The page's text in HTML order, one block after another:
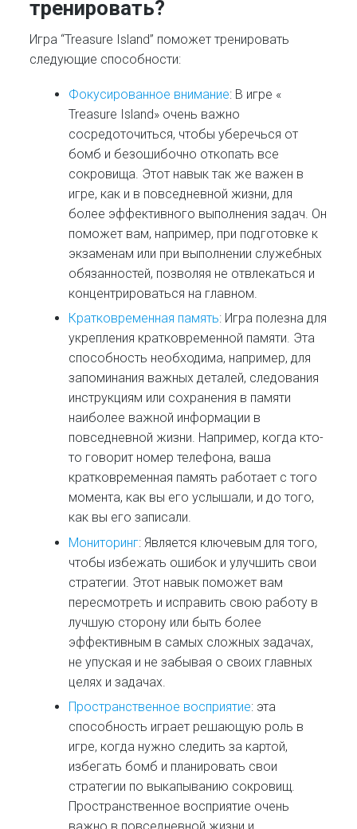
тренировать?
Игра “Treasure Island” поможет тренировать
следующие способности:
Фокусированное внимание: В игре «
Treasure Island» очень важно
сосредоточиться, чтобы уберечься от
бомб и безошибочно откопать все
сокровища. Этот навык так же важен в
игре, как и в повседневной жизни, для
более эффективного выполнения задач. Он
поможет вам, например, при подготовке к
экзаменам или при выполнении служебных
обязанностей, позволяя не отвлекаться и
концентрироваться на главном.
Кратковременная память: Игра полезна для
укрепления кратковременной памяти. Эта
способность необходима, например, для
запоминания важных деталей, следования
инструкциям или сохранения в памяти
наиболее важной информации в
повседневной жизни. Например, когда кто-
то говорит номер телефона, ваша
кратковременная память работает с того
момента, как вы его услышали, и до того,
как вы его записали.
Мониторинг: Является ключевым для того,
чтобы избежать ошибок и улучшить свои
стратегии. Этот навык поможет вам
пересмотреть и исправить свою работу в
лучшую сторону или быть более
эффективным в самых сложных задачах,
не упуская и не забывая о своих главных
целях и задачах.
Пространственное восприятие: эта
способность играет решающую роль в
игре, когда нужно следить за картой,
избегать бомб и планировать свои
стратегии по выкапыванию сокровищ.
Пространственное восприятие очень